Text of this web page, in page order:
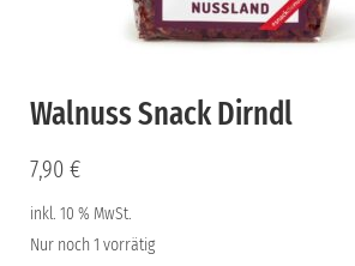
Walnuss Snack Dirndl
7,90 €
inkl. 10 % MwSt.
Nur noch 1 vorrätig